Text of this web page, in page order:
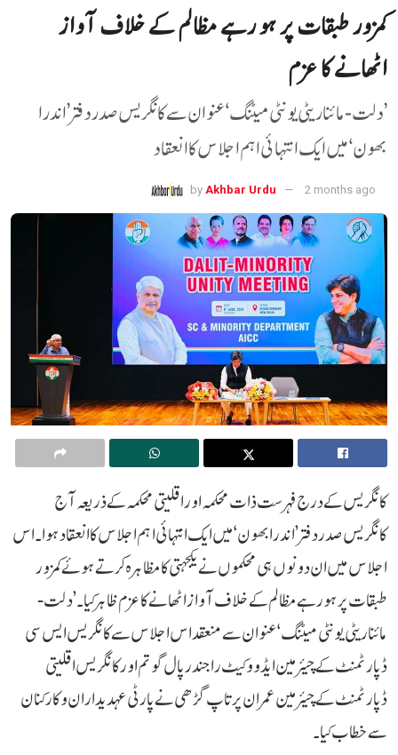
کمزور طبقات پر ہو رہے مظالم کے خلاف آواز
اٹھانے کا عزم
’دلت-مائناریٹی یونٹی میٹنگ‘ عنوان سے کانگریس صدر دفتر ’اندرا
بھون‘ میں ایک انتہائی اہم اجلاس کا انعقاد
by Akhbar Urdu 2 months ago
کانگریس کے درج فہرست ذات محکمہ اور اقلیتی محکمہ کے ذریعہ آج
کانگریس صدر دفتر ’اندرا بھون‘ میں ایک انتہائی اہم اجلاس کا انعقاد ہوا۔ اس
اجلاس میں ان دونوں ہی محکموں نے یکجہتی کا مظاہرہ کرتے ہوئے کمزور
طبقات پر ہو رہے مظالم کے خلاف آواز اٹھانے کا عزم ظاہر کیا۔ ’دلت-
مائناریٹی یونٹی میٹنگ‘ عنوان سے منعقد اس اجلاس سے کانگریس ایس سی
ڈپارٹمنٹ کے چیئرمین ایڈووکیٹ راجندر پال گوتم اور کانگریس اقلیتی
ڈپارٹمنٹ کے چیئرمین عمران پرتاپ گڑھی نے پارٹی عہدیداران و کارکنان
سے خطاب کیا۔